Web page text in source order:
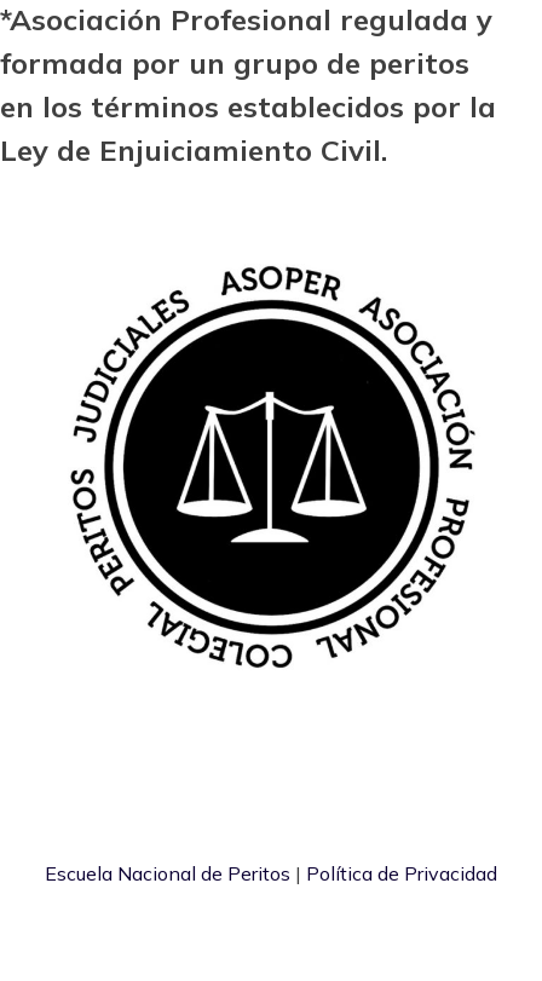
*Asociación Profesional regulada y
formada por un grupo de peritos
en los términos establecidos por la
Ley de Enjuiciamiento Civil.
Escuela Nacional de Peritos | Política de Privacidad